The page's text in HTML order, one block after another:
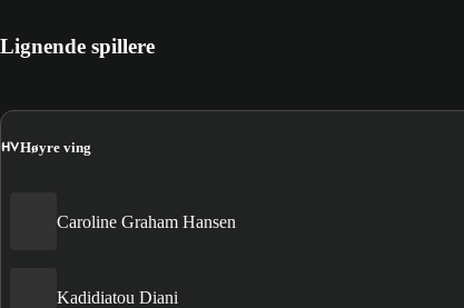
Lignende spillere
HVHøyre ving
Caroline Graham Hansen
Kadidiatou Diani